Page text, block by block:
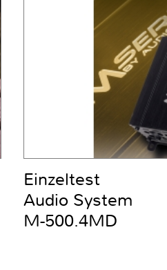
Einzeltest
Audio System
M-500.4MD